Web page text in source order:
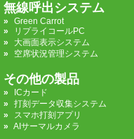
無線呼出システム
Green Carrot
リプライコールPC
大画面表示システム
空席状況管理システム
その他の製品
ICカード
打刻データ収集システム
スマホ打刻アプリ
AIサーマルカメラ